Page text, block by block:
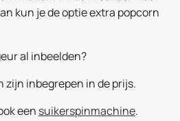
kun je de optie extra popcorn
al inbeelden?
zijn inbegrepen in de prijs.
een suikerspinmachine.